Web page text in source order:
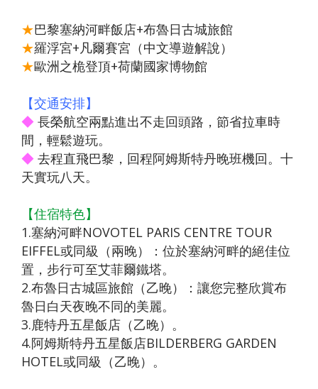
中出
發】
行
含機上
餐 )
【星宇
發】
物、無
自費）
【澳門
台中出
發】
天《無
購物無
自費、
排椅》
【長龍
航空、
台中直
飛成
龍、熊
貓基地
風情八
）【東
空、台
日（無
購物、
無自
航空、
發】
★巴黎塞納河畔飯店+布魯日古城旅館
★羅浮宮+凡爾賽宮（中文導遊解說）
★歐洲之桅登頂+荷蘭國家博物館
【交通安排】
◆ 長榮航空兩點進出不走回頭路，節省拉車時
間，輕鬆遊玩。
◆ 去程直飛巴黎，回程阿姆斯特丹晚班機回。十
天實玩八天。
【住宿特色】
1.塞納河畔NOVOTEL PARIS CENTRE TOUR
EIFFEL或同級（兩晚）：位於塞納河畔的絕佳位
置，步行可至艾菲爾鐵塔。
2.布魯日古城區旅館（乙晚）：讓您完整欣賞布
魯日白天夜晚不同的美麗。
3.鹿特丹五星飯店（乙晚）。
4.阿姆斯特丹五星飯店BILDERBERG GARDEN
HOTEL或同級（乙晚）。